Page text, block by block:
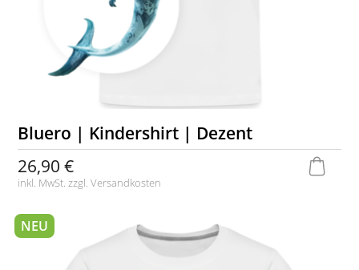
Bluero | Kindershirt | Dezent
26,90 €
inkl. MwSt. zzgl.Versandkosten
NEU